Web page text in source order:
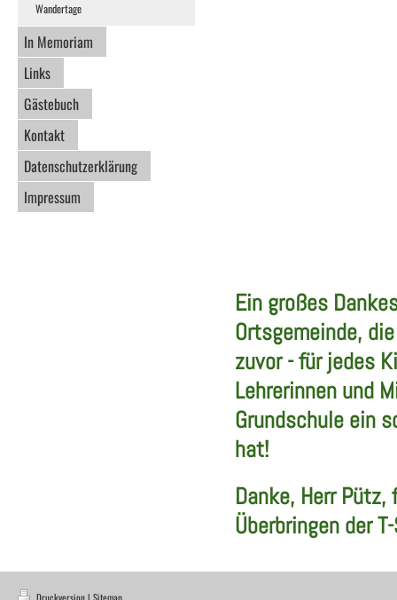
Wandertage
In Memoriam
Links
Gästebuch
Kontakt
Datenschutzerklärung
Impressum
Ein großes
Ortsgemeinde,
zuvor - für jedes
Lehrerinnen und
Grundschule ein
hat!
Danke, Herr
Überbringen der